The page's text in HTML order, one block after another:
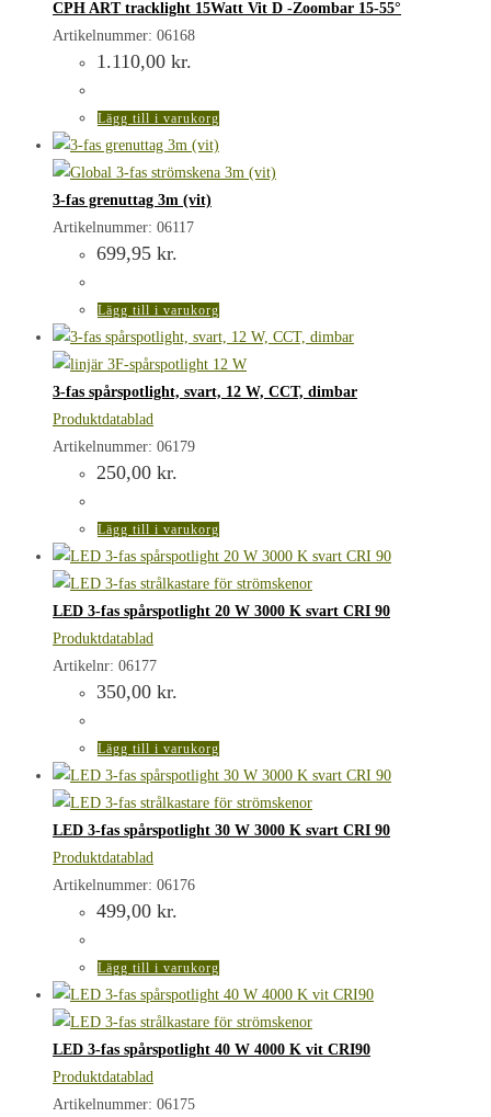
CPH ART tracklight 15Watt Vit D -Zoombar 15-55°
Artikelnummer: 06168
1.110,00 kr.
Lägg till i varukorg
3-fas grenuttag 3m (vit)
Artikelnummer: 06117
699,95 kr.
Lägg till i varukorg
3-fas spårspotlight, svart, 12 W, CCT, dimbar
Produktdatablad
Artikelnummer: 06179
250,00 kr.
Lägg till i varukorg
LED 3-fas spårspotlight 20 W 3000 K svart CRI 90
Produktdatablad
Artikelnr: 06177
350,00 kr.
Lägg till i varukorg
LED 3-fas spårspotlight 30 W 3000 K svart CRI 90
Produktdatablad
Artikelnummer: 06176
499,00 kr.
Lägg till i varukorg
LED 3-fas spårspotlight 40 W 4000 K vit CRI90
Produktdatablad
Artikelnummer: 06175